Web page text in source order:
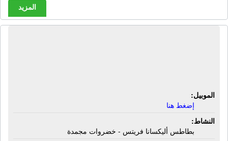
المزيد
الموبيل:
إضغط هنا
النشاط:
بطاطس أليكسانا فريتس - خضروات مجمدة